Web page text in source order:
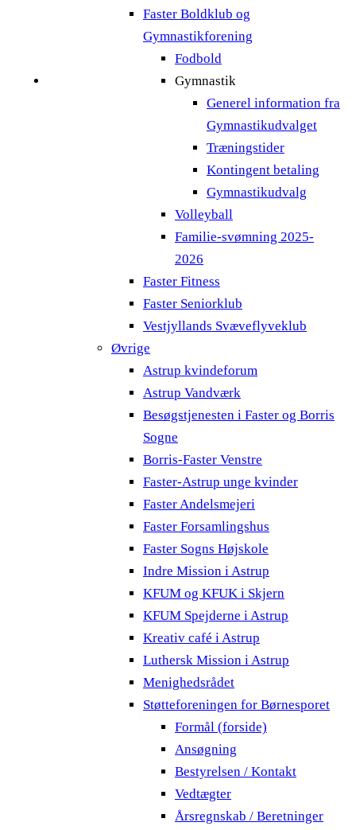
Faster Boldklub og
Gymnastikforening
Fodbold
Gymnastik
Generel information fra
Gymnastikudvalget
Træningstider
Kontingent betaling
Gymnastikudvalg
Volleyball
Familie-svømning 2025-
2026
Faster Fitness
Faster Seniorklub
Vestjyllands Svæveflyveklub
Øvrige
Astrup kvindeforum
Astrup Vandværk
Besøgstjenesten i Faster og Borris
Sogne
Borris-Faster Venstre
Faster-Astrup unge kvinder
Faster Andelsmejeri
Faster Forsamlingshus
Faster Sogns Højskole
Indre Mission i Astrup
KFUM og KFUK i Skjern
KFUM Spejderne i Astrup
Kreativ café i Astrup
Luthersk Mission i Astrup
Menighedsrådet
Støtteforeningen for Børnesporet
Formål (forside)
Ansøgning
Bestyrelsen / Kontakt
Vedtægter
Årsregnskab / Beretninger